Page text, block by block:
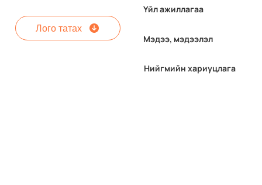
Лого татах
Үйл ажиллагаа
Мэдээ, мэдээлэл
Нийгмийн хариуцлага